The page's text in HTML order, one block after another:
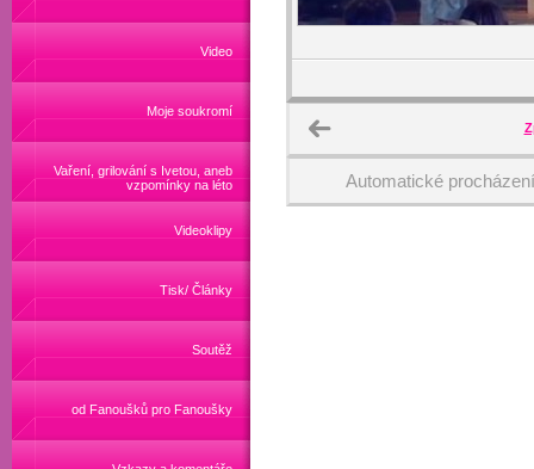
Video
Moje soukromí
Vaření, grilování s Ivetou, aneb
vzpomínky na léto
Videoklipy
Tisk/ Články
Soutěž
od Fanoušků pro Fanoušky
Automatické